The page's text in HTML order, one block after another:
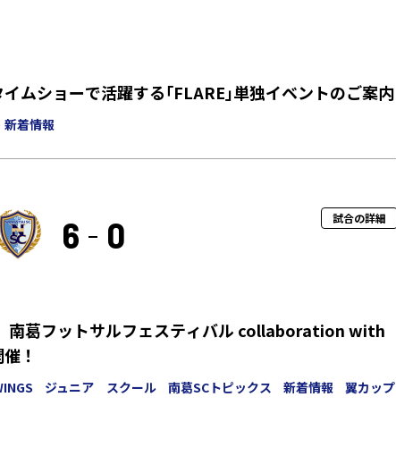
ムショーで活躍する｢FLARE｣単独イベントのご案内
新着情報
6 0 試合の詳細
南葛フットサルフェスティバル collaboration with
！
ジュニア スクール 南葛SCトピックス 新着情報 翼カップ